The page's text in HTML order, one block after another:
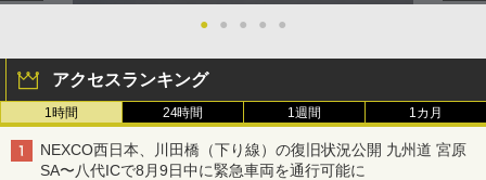
● ● ● ● ●
アクセスランキング
1時間 24時間 1週間 1カ月
NEXCO西日本、川田橋（下り線）の復旧状況公開 九州道 宮原
SA〜八代ICで8月9日中に緊急車両を通行可能に